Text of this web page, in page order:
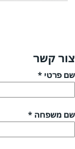
צור קשר
שם פרטי *
שם משפחה *